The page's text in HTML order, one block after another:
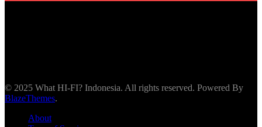
© 2025 What HI-FI? Indonesia. All rights reserved. Powered By
BlazeThemes.
About